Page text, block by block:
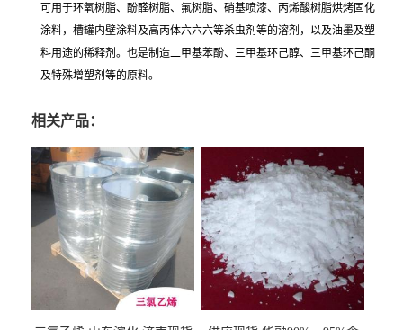
可用于环氧树脂、酚醛树脂、氟树脂、硝基喷漆、丙烯酸树脂烘烤固化
涂料，槽罐内壁涂料及高丙体六六六等杀虫剂等的溶剂，以及油墨及塑
料用途的稀释剂。也是制造二甲基苯酚、三甲基环己醇、三甲基环己酮
及特殊增塑剂等的原料。
相关产品：